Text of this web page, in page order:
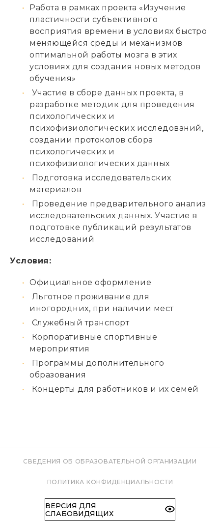
Работа в рамках проекта «Изучение
пластичности субъективного
восприятия времени в условиях быстро
меняющейся среды и механизмов
оптимальной работы мозга в этих
условиях для создания новых методов
обучения»
Участие в сборе данных проекта, в
разработке методик для проведения
психологических и
психофизиологических исследований,
создании протоколов сбора
психологических и
психофизиологических данных
Подготовка исследовательских
материалов
Проведение предварительного анализ
исследовательских данных. Участие в
подготовке публикаций результатов
исследований
Условия:
Официальное оформление
Льготное проживание для
иногородних, при наличии мест
Служебный транспорт
Корпоративные спортивные
мероприятия
Программы дополнительного
образования
Концерты для работников и их семей
СВЕДЕНИЯ ОБ ОБРАЗОВАТЕЛЬНОЙ ОРГАНИЗАЦИИ
ПОЛИТИКА КОНФИДЕНЦИАЛЬНОСТИ
ВЕРСИЯ ДЛЯ
СЛАБОВИДЯЩИХ